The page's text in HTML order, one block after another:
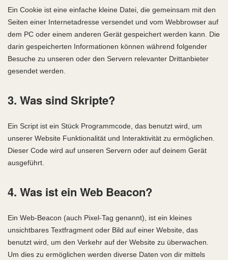
Ein Cookie ist eine einfache kleine Datei, die gemeinsam mit den
Seiten einer Internetadresse versendet und vom Webbrowser auf
dem PC oder einem anderen Gerät gespeichert werden kann. Die
darin gespeicherten Informationen können während folgender
Besuche zu unseren oder den Servern relevanter Drittanbieter
gesendet werden.
3. Was sind Skripte?
Ein Script ist ein Stück Programmcode, das benutzt wird, um
unserer Website Funktionalität und Interaktivität zu ermöglichen.
Dieser Code wird auf unseren Servern oder auf deinem Gerät
ausgeführt.
4. Was ist ein Web Beacon?
Ein Web-Beacon (auch Pixel-Tag genannt), ist ein kleines
unsichtbares Textfragment oder Bild auf einer Website, das
benutzt wird, um den Verkehr auf der Website zu überwachen.
Um dies zu ermöglichen werden diverse Daten von dir mittels